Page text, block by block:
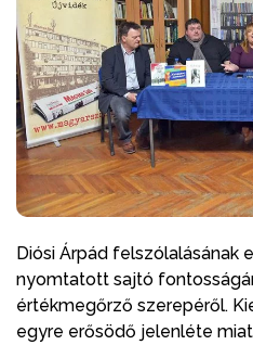
Diósi Árpád felszólalásának
nyomtatott sajtó
értékmegőrző szerepéről.
egyre erősödő jelenléte